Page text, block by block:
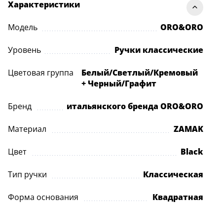
Характеристики
Модель ORO&ORO
Уровень Ручки классические
Цветовая группа
Белый/Светлый/Кремовый
+ Черный/Графит
Бренд итальянского бренда ORO&ORO
Материал ZAMAK
Цвет Black
Тип ручки Классическая
Форма основания Квадратная